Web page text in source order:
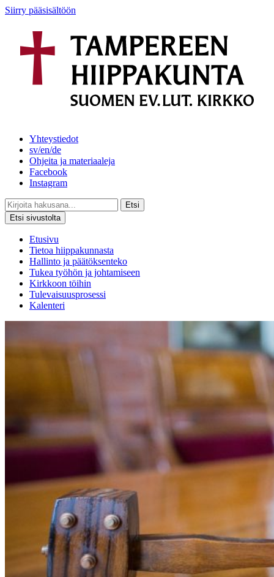
Siirry pääsisältöön
Yhteystiedot
sv/en/de
Ohjeita ja materiaaleja
Facebook
Instagram
Etsi
Etsi sivustolta
Etusivu
Tietoa hiippakunnasta
Hallinto ja päätöksenteko
Tukea työhön ja johtamiseen
Kirkkoon töihin
Tulevaisuusprosessi
Kalenteri